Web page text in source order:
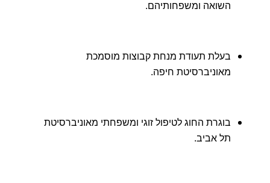
השואה ומשפחותיהם.
בעלת תעודת מנחת קבוצות מוסמכת
מאוניברסיטת חיפה.
בוגרת החוג לטיפול זוגי ומשפחתי מאוניברסיטת
תל אביב.